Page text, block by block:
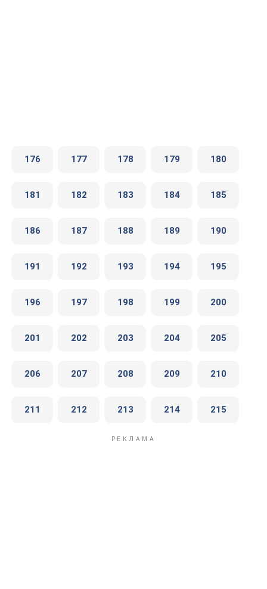
176 177 178 179 180
181 182 183 184 185
186 187 188 189 190
191 192 193 194 195
196 197 198 199 200
201 202 203 204 205
206 207 208 209 210
211 212 213 214 215